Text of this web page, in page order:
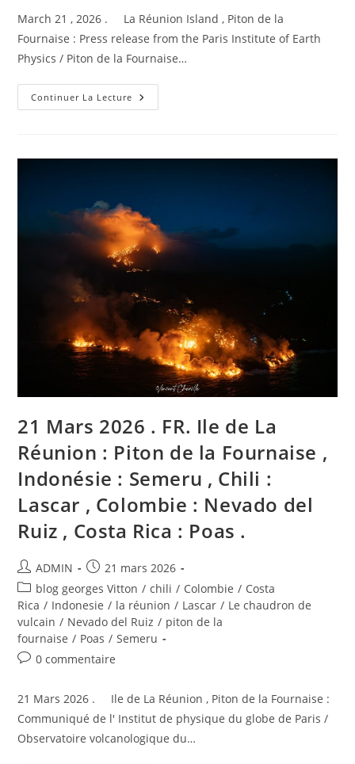
publication :
March 21 , 2026 . La Réunion Island , Piton de la
Fournaise : Press release from the Paris Institute of Earth
Physics / Piton de la Fournaise…
Continuer La Lecture March
21,
Island
La
Fournaise
,
Indonesia
:
Semeru
,
:
Lascar
Colombia
:
Nevado
Del
Ruiz
Costa
Poas
21 Mars 2026 . FR. Ile de La
Réunion : Piton de la Fournaise ,
Indonésie : Semeru , Chili :
Lascar , Colombie : Nevado del
Ruiz , Costa Rica : Poas .
Auteur/autrice
de
la
publication :
ADMIN
Publication
publiée :
21 mars 2026
Post
category:
blog georges Vitton / chili / Colombie / Costa
Rica / Indonesie / la réunion / Lascar / Le chaudron de
vulcain / Nevado del Ruiz / piton de la
fournaise / Poas / Semeru
Commentaires
la
0 commentaire
21 Mars 2026 . Ile de La Réunion , Piton de la Fournaise :
Communiqué de l' Institut de physique du globe de Paris /
Observatoire volcanologique du…